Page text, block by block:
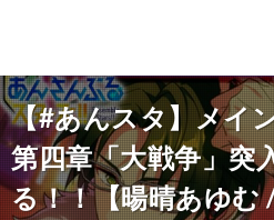
【#あんスタ】メイ
第四章「大戦争」突
る！！【暘晴あゆむ